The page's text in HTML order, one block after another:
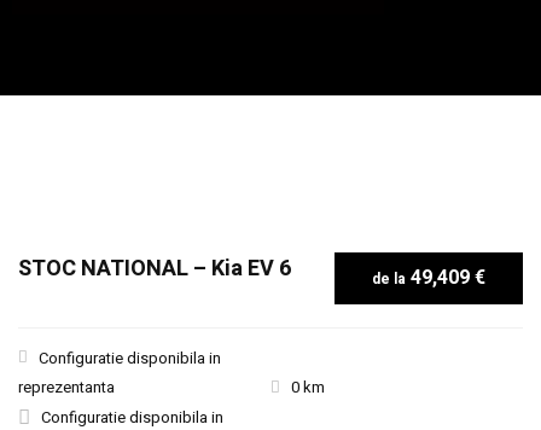
49,409 €
STOC NATIONAL – Kia EV 6
Configuratie disponibila in
reprezentanta
0 km
Configuratie disponibila in